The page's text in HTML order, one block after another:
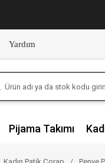
Yardım
Pijama Takımı